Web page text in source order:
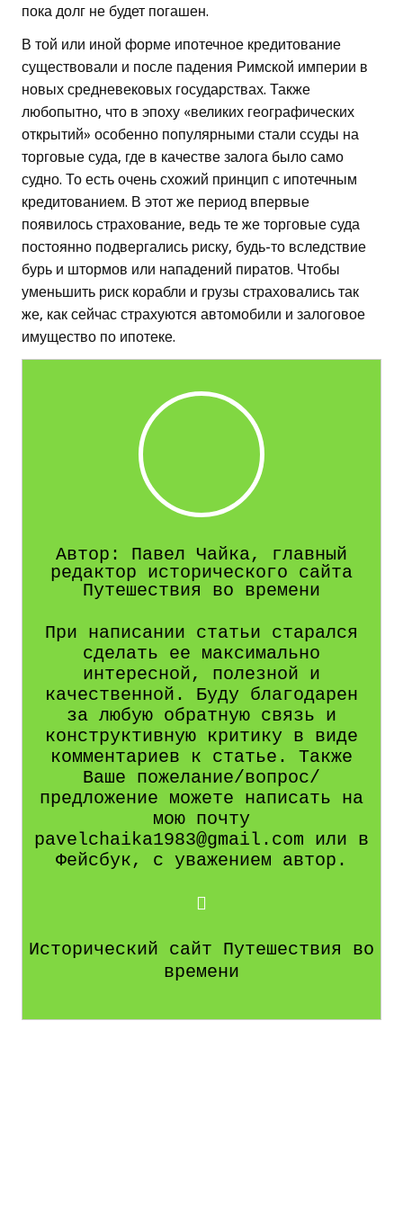
пока долг не будет погашен.
В той или иной форме ипотечное кредитование
существовали и после падения Римской империи в
новых средневековых государствах. Также
любопытно, что в эпоху «великих географических
открытий» особенно популярными стали ссуды на
торговые суда, где в качестве залога было само
судно. То есть очень схожий принцип с ипотечным
кредитованием. В этот же период впервые
появилось страхование, ведь те же торговые суда
постоянно подвергались риску, будь-то вследствие
бурь и штормов или нападений пиратов. Чтобы
уменьшить риск корабли и грузы страховались так
же, как сейчас страхуются автомобили и залоговое
имущество по ипотеке.
Автор: Павел Чайка, главный
редактор исторического сайта
Путешествия во времени
При написании статьи старался
сделать ее максимально
интересной, полезной и
качественной. Буду благодарен
за любую обратную связь и
конструктивную критику в виде
комментариев к статье. Также
Ваше пожелание/вопрос/
предложение можете написать на
мою почту
pavelchaika1983@gmail.com или в
Фейсбук, с уважением автор.
Исторический сайт Путешествия во
времени